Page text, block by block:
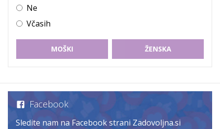
Ne
Včasih
MOŠKI ŽENSKA
Facebook
Sledite nam na Facebook strani Zadovoljna.si